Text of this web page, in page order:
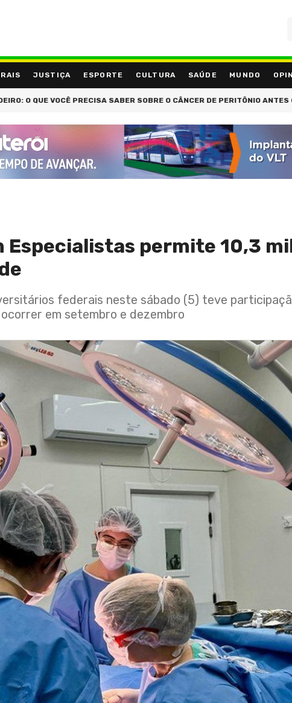
JUSTIÇA ESPORTE CULTURA SAÚDE MUNDO
VOCÊ PRECISA SABER SOBRE O CÂNCER DE PERITÔNIO ANTES QUE OS
Especialistas permite 10,3
federais neste sábado (5) teve
em setembro e dezembro